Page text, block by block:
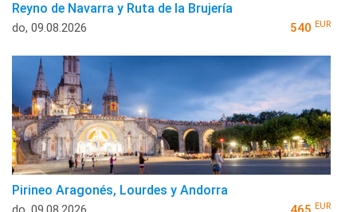
Reyno de Navarra y Ruta de la Brujería
do, 09.08.2026 540 EUR
Pirineo Aragonés, Lourdes y Andorra
EUR